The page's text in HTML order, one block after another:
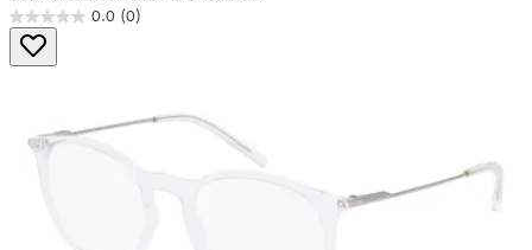
0.0 (0)
0.0
von
5